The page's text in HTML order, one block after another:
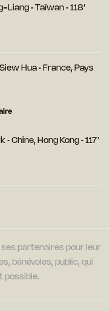
Liang• Taïwan • 118’
Hua • France, Pays
• Chine, Hong Kong • 117’
partenaires pour leur
bénévoles, public, qui
possible.